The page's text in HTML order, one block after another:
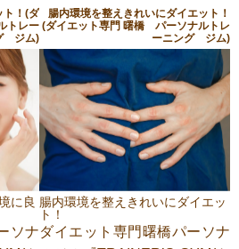
レデ
して
ルや
続け
イズ
ると
上で
くつ
を食
なき
きれ
康、便秘、美肌、集中力など
様々な変化を期待できますし
女性に嬉しいダイエットにも
効果的です。
腸内細菌のバランスを整え、
腸の調子を良くすると腸が身
体に余計な脂肪を溜め込みに
くくする指令を出します。そ
れにより痩せやすい身体へと
変化していくのです。
ト！(ダ
トレー
ジム)
に良
ソナ
腸内環境を整えきれいにダイエット！
(ダイエット専門 曙橋 パーソナルトレ
ーニング ジム)
腸内環境を整えきれいにダイエッ
ト！
ダイエット専門曙橋パーソナ